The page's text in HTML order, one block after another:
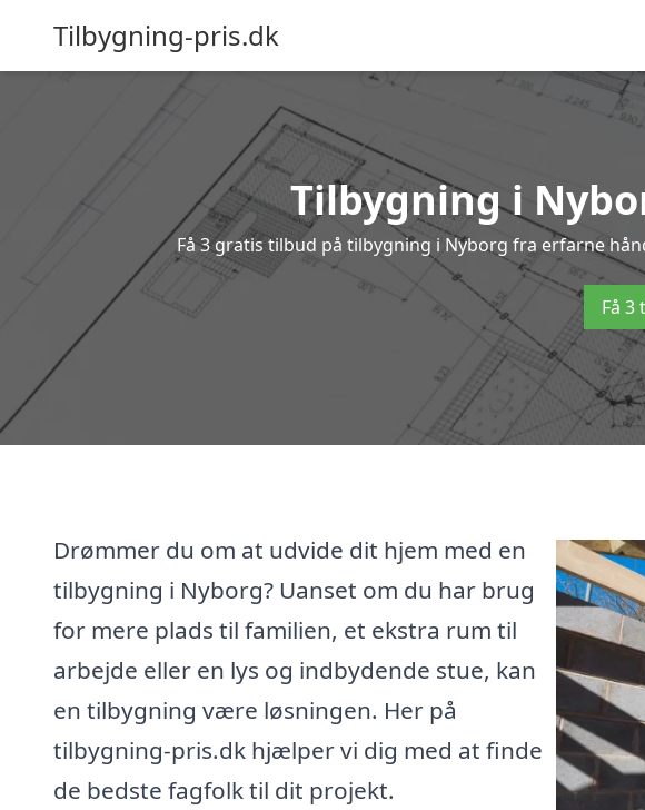
Tilbygning-pris.dk
Tilbygning i
Få 3 gratis tilbud på tilbygning i Nyborg fra erfarne
Få
Drømmer du om at udvide dit hjem med en
tilbygning i Nyborg? Uanset om du har brug
for mere plads til familien, et ekstra rum til
arbejde eller en lys og indbydende stue, kan
en tilbygning være løsningen. Her på
tilbygning-pris.dk hjælper vi dig med at finde
de bedste fagfolk til dit projekt.